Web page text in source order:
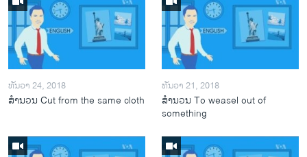
ທັນວາ 24, 2018
ສຳນວນ Cut from the same cloth
ທັນວາ 21, 2018
ສຳນວນ To weasel out of
something